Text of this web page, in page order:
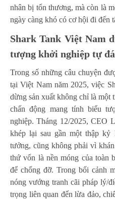
nhân bị tổn thương, mà còn là
ngày càng khó có cơ hội đi đến
Shark Tank Việt Nam
tượng khởi nghiệp tự
Trong số những câu chuyện
tại Việt Nam năm 2025, việc
dừng sản xuất không chỉ là một
chấn động mang tính biểu
nghiệp. Tháng 12/2025, CEO
khép lại sau gần một thập
tưởng, cũng không phải vì
thứ vốn là nền móng của toàn
để chống đỡ. Trong bối cảnh
nóng vướng tranh cãi pháp lý/
trọng liên quan đến lừa đảo,